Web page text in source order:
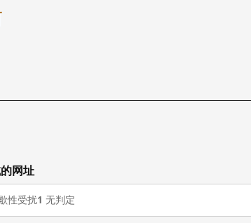
网址
性受扰1 无判定